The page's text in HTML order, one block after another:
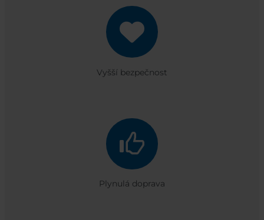
Vyšší bezpečnost
Plynulá doprava